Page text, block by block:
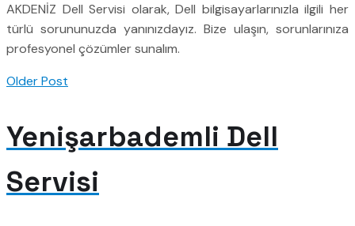
AKDENİZ Dell Servisi olarak, Dell bilgisayarlarınızla ilgili her
türlü sorununuzda yanınızdayız. Bize ulaşın, sorunlarınıza
profesyonel çözümler sunalım.
Older Post
Yenişarbademli Dell
Servisi